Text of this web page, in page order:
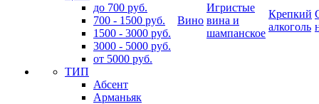
до 700 руб.
700 - 1500 руб.
1500 - 3000 руб.
3000 - 5000 руб.
от 5000 руб.
ТИП
Абсент
Арманьяк
Вино
Игристые
вина и
шампанское
Крепкий
алкоголь